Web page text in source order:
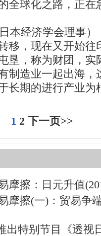
全球化之路，正在
本经济学会理事）
移，现在又开始往
垦，称为财团，实
制造业一起出海，
长期的进行产业为
1 2 下一页>>
摩擦：日元升值
摩擦(一)：贸易争
出特别节目《透视